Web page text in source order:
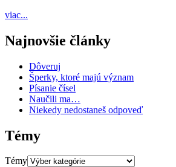
viac...
Najnovšie články
Dôveruj
Šperky, ktoré majú význam
Písanie čísel
Naučili ma…
Niekedy nedostaneš odpoveď
Témy
Témy